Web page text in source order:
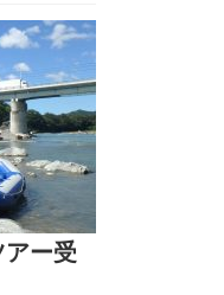
ー受